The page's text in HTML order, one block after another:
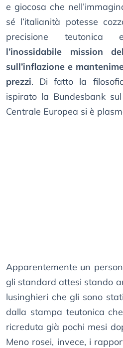
e giocosa che
sé l’italianità potesse
precisione
l’inossidabile mission
sull’inflazione e
prezzi. Di fatto la
ispirato la Bundesbank
Centrale Europea si è
Apparentemente un
gli standard attesi stando
lusinghieri che gli sono
dalla stampa teutonica
ricreduta già pochi mesi
Meno rosei, invece, i